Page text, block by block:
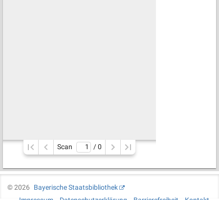
Scan / 0
©2026
Bayerische Staatsbibliothek